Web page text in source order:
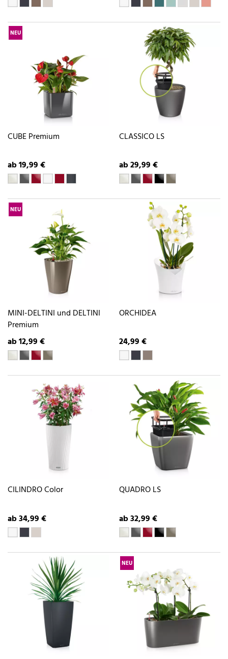
NEU
CUBE Premium
ab 19,99 €
CLASSICO LS
ab 29,99 €
NEU
MINI-DELTINI und DELTINI
Premium
ab 12,99 €
ORCHIDEA
24,99 €
CILINDRO Color
ab 34,99 €
QUADRO LS
ab 32,99 €
NEU